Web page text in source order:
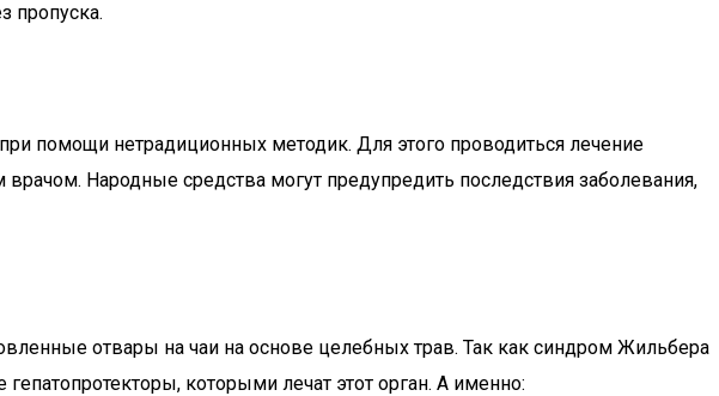
пропуска.
помощи нетрадиционных методик. Для этого проводиться лечение
Народные средства могут предупредить последствия заболевания,
отвары на чаи на основе целебных трав. Так как синдром Жильбера
которыми лечат этот орган. А именно: